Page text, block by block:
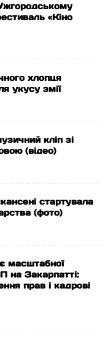
«Кіно
хлопця
укусу змії
кліп зі
(відео)
стартувала
(фото)
масштабної
на Закарпатті:
прав і кадрові